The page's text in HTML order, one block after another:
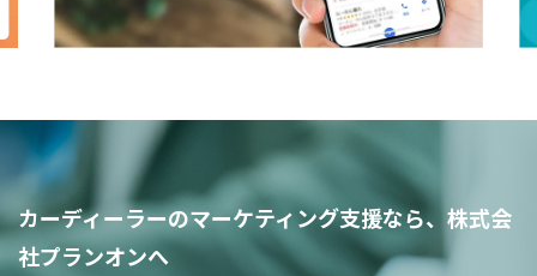
カーディーラーのマーケティング支援なら、株式会
社プランオンへ